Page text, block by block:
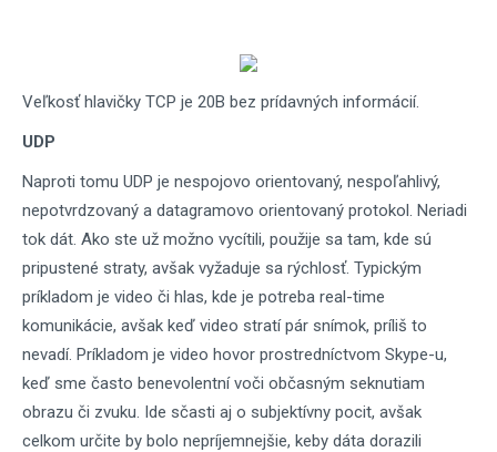
Veľkosť hlavičky TCP je 20B bez prídavných informácií.
UDP
Naproti tomu UDP je nespojovo orientovaný, nespoľahlivý,
nepotvrdzovaný a datagramovo orientovaný protokol. Neriadi
tok dát. Ako ste už možno vycítili, použije sa tam, kde sú
pripustené straty, avšak vyžaduje sa rýchlosť. Typickým
príkladom je video či hlas, kde je potreba real-time
komunikácie, avšak keď video stratí pár snímok, príliš to
nevadí. Príkladom je video hovor prostredníctvom Skype-u,
keď sme často benevolentní voči občasným seknutiam
obrazu či zvuku. Ide sčasti aj o subjektívny pocit, avšak
celkom určite by bolo nepríjemnejšie, keby dáta dorazili